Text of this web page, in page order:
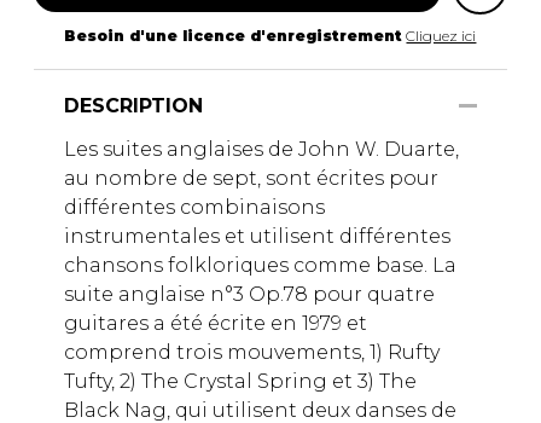
Besoin d'une licence d'enregistrement Cliquez ici
DESCRIPTION
Les suites anglaises de John W. Duarte,
au nombre de sept, sont écrites pour
différentes combinaisons
instrumentales et utilisent différentes
chansons folkloriques comme base. La
suite anglaise n°3 Op.78 pour quatre
guitares a été écrite en 1979 et
comprend trois mouvements, 1) Rufty
Tufty, 2) The Crystal Spring et 3) The
Black Nag, qui utilisent deux danses de